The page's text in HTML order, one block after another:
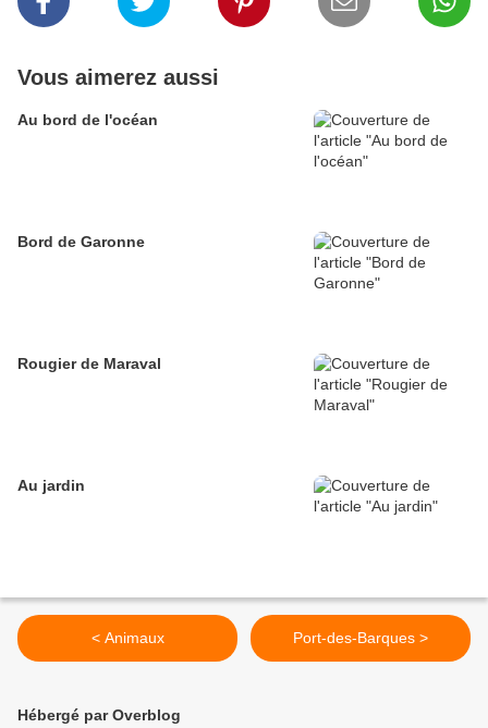
Vous aimerez aussi
Au bord de l'océan
Bord de Garonne
Rougier de Maraval
Au jardin
< Animaux Port-des-Barques >
Hébergé par Overblog